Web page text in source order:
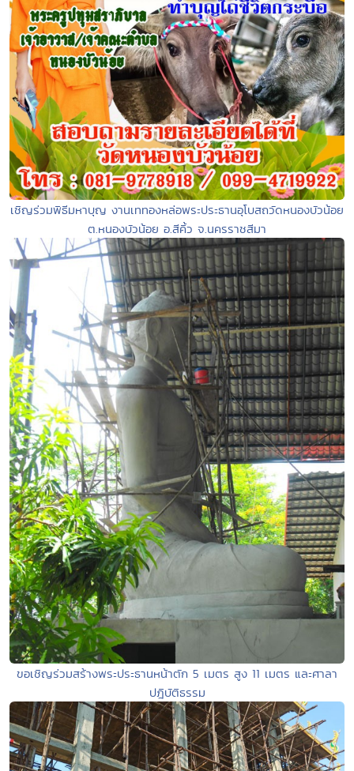
เชิญร่วมพิธีมหาบุญ งานเททองหล่อพระประธานอุโบสถวัดหนองบัวน้อย
ต.หนองบัวน้อย อ.สีคิ้ว จ.นครราชสีมา
ขอเชิญร่วมสร้างพระประธานหน้าตัก 5 เมตร สูง 11 เมตร และศาลา
ปฎิบัติธรรม